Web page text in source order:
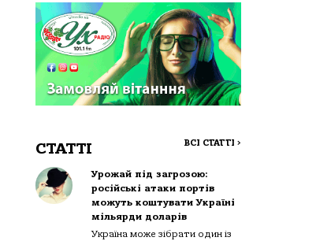
СТАТТІ ВСІ СТАТТІ >
Урожай під загрозою:
російські атаки портів
можуть коштувати Україні
мільярди доларів
Україна може зібрати один із